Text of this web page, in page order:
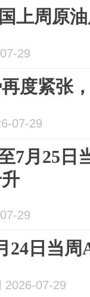
上周原
29
度紧张
07-29
7月25日
29
24日当
2026-07-29